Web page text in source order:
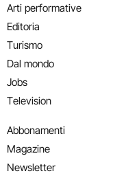
Arti performative
Editoria
Turismo
Dal mondo
Jobs
Television
Abbonamenti
Magazine
Newsletter